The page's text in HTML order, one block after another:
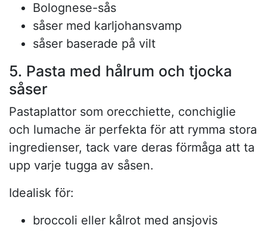
Bolognese-sås
såser med karljohansvamp
såser baserade på vilt
5. Pasta med hålrum och tjocka
såser
Pastaplattor som orecchiette, conchiglie
och lumache är perfekta för att rymma stora
ingredienser, tack vare deras förmåga att ta
upp varje tugga av såsen.
Idealisk för:
broccoli eller kålrot med ansjovis